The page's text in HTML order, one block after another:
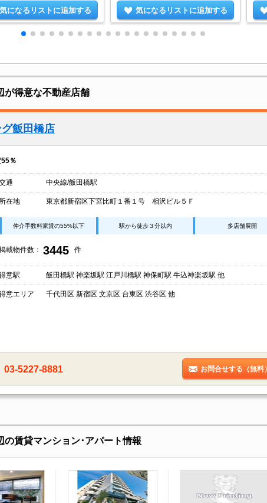
気になるリストに追加する 気になるリストに追加する
が得意な不動産店舗
飯田橋店
％
通 中央線/飯田橋駅
所在地 東京都新宿区下宮比町１番１号 相沢ビル５Ｆ
仲介手数料家賃の55%以下 駅から徒歩３分以内 多店舗展開
載物件数： 3445 件
意駅 飯田橋駅 神楽坂駅 江戸川橋駅 神保町駅 牛込神楽坂駅 他
意エリア 千代田区 新宿区 文京区 台東区 渋谷区 他
03-5227-8881 お問合せする（無料）
賃貸マンション･アパート情報